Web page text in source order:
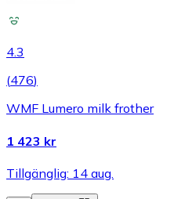
4.3
(476)
WMF Lumero milk frother
1 423 kr
Tillgänglig: 14 aug.